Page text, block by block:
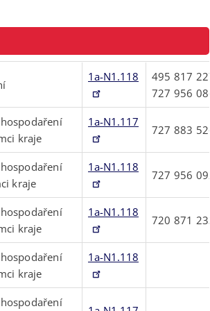
1a-N1.118
495817227
727956086
kraje
1a-N1.117
727883526
kraje
1a-N1.118
727956092
kraje
1a-N1.118
720871233
kraje
1a-N1.118